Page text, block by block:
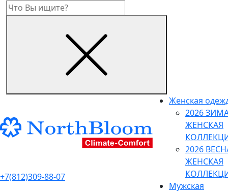
+7(812)309-88-07
Женская
2026
ЖЕНСКАЯ
2026
ЖЕНСКАЯ
Мужская